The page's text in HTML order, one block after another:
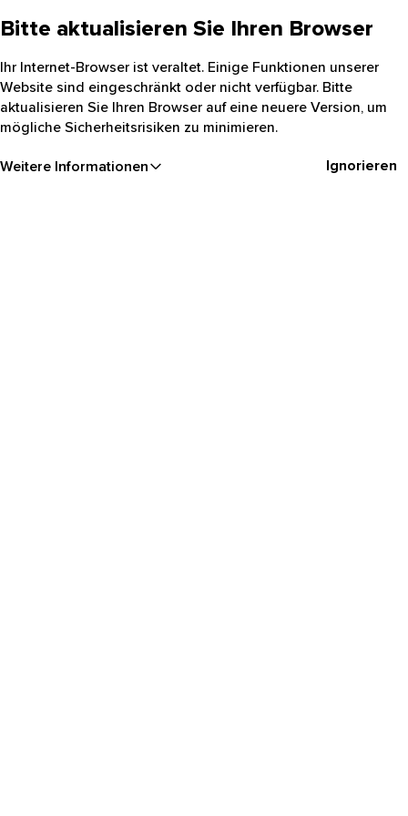
Bitte aktualisieren Sie Ihren Browser
Ihr Internet-Browser ist veraltet. Einige Funktionen unserer
Website sind eingeschränkt oder nicht verfügbar. Bitte
aktualisieren Sie Ihren Browser auf eine neuere Version, um
mögliche Sicherheitsrisiken zu minimieren.
Weitere Informationen Ignorieren